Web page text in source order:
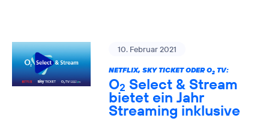
10. Februar 2021
NETFLIX, SKY TICKET ODER O2TV:
O2 Select & Stream
bietet ein Jahr
Streaming inklusive